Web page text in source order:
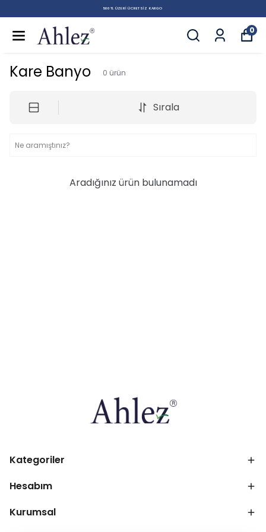
500 TL ÜZERI ÜCRETSIZ KARGO
0
Kare Banyo 0 ürün
Sırala
Aradığınız ürün bulunamadı
Kategoriler
Hesabım
Kurumsal